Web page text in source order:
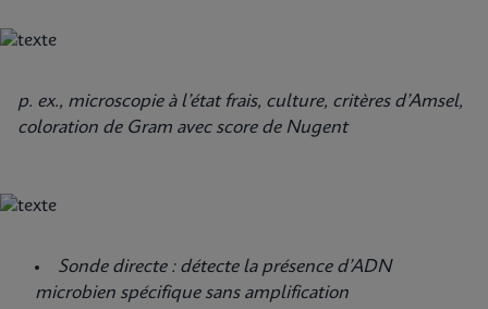
p. ex., microscopie à l’état frais, culture, critères d’Amsel,
coloration de Gram avec score de Nugent
Sonde directe : détecte la présence d’ADN
microbien spécifique sans amplification